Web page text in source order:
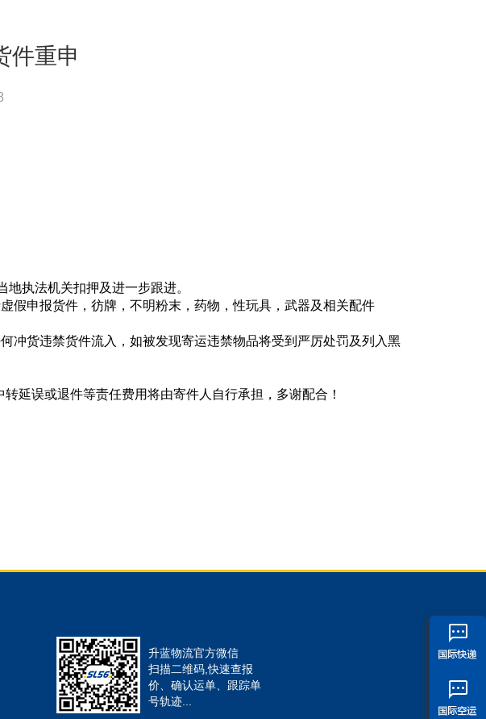
件重申
执法机关扣押及进一步跟进。
假申报货件，彷牌，不明粉末，药物，性玩具，武器及相关配件
冲货违禁货件流入，如被发现寄运违禁物品将受到严厉处罚及列入黑
延误或退件等责任费用将由寄件人自行承担，多谢配合！
升蓝物流官方微信
扫描二维码,快速查报
价、确认运单、跟踪单
号轨迹...